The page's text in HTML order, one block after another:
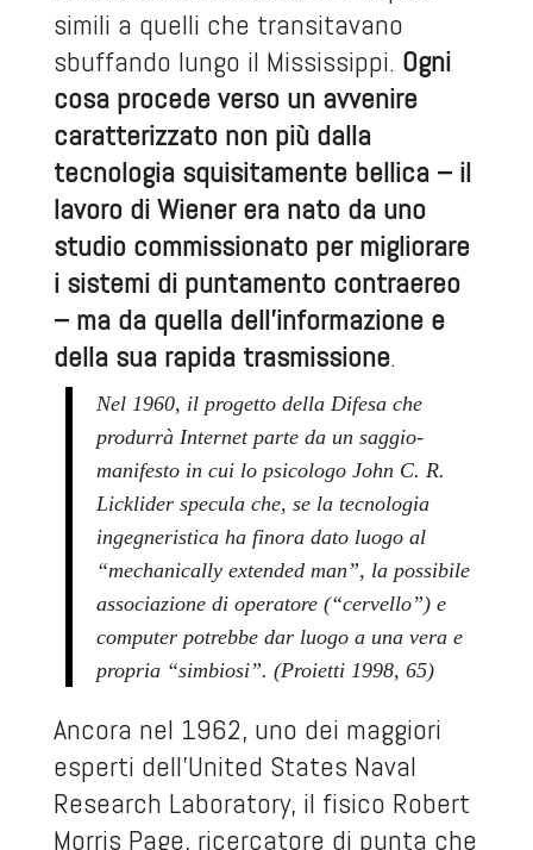
simili a quelli che transitavano
sbuffando lungo il Mississippi. Ogni
cosa procede verso un avvenire
caratterizzato non più dalla
tecnologia squisitamente bellica – il
lavoro di Wiener era nato da uno
studio commissionato per migliorare
i sistemi di puntamento contraereo
– ma da quella dell’informazione e
della sua rapida trasmissione.
Nel 1960, il progetto della Difesa che
produrrà Internet parte da un saggio-
manifesto in cui lo psicologo John C. R.
Licklider specula che, se la tecnologia
ingegneristica ha finora dato luogo al
“mechanically extended man”, la possibile
associazione di operatore (“cervello”) e
computer potrebbe dar luogo a una vera e
propria “simbiosi”. (Proietti 1998, 65)
Ancora nel 1962, uno dei maggiori
esperti dell’United States Naval
Research Laboratory, il fisico Robert
Morris Page, ricercatore di punta che